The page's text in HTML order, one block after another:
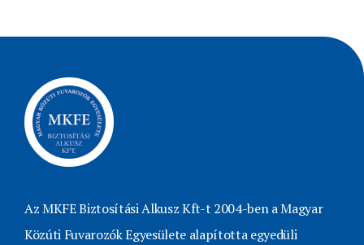
Az MKFE Biztosítási Alkusz Kft-t 2004-ben a Magyar
Közúti Fuvarozók Egyesülete alapította egyedüli